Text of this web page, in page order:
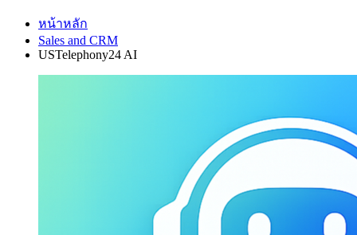
หน้าหลัก
Sales and CRM
USTelephony24 AI